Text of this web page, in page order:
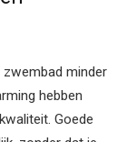
minder
hebben
Goede